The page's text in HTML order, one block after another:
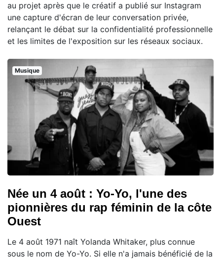
au projet après que le créatif a publié sur Instagram
une capture d'écran de leur conversation privée,
relançant le débat sur la confidentialité professionnelle
et les limites de l'exposition sur les réseaux sociaux.
Musique
Née un 4 août : Yo-Yo, l'une des
pionnières du rap féminin de la côte
Ouest
Le 4 août 1971 naît Yolanda Whitaker, plus connue
sous le nom de Yo-Yo. Si elle n'a jamais bénéficié de la